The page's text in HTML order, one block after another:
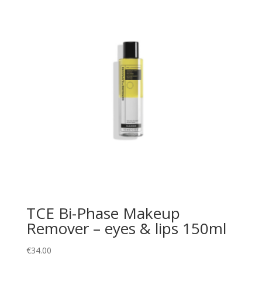
TCE Bi-Phase Makeup
Remover – eyes & lips 150ml
€34.00